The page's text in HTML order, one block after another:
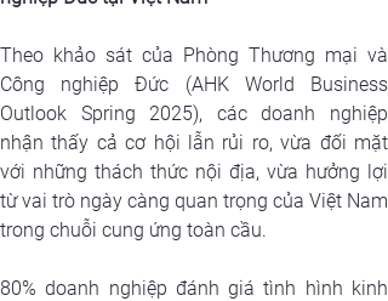
Theo khảo sát của Phòng Thương mại và
Công nghiệp Đức (AHK World Business
Outlook Spring 2025), các doanh nghiệp
nhận thấy cả cơ hội lẫn rủi ro, vừa đối mặt
với những thách thức nội địa, vừa hưởng lợi
từ vai trò ngày càng quan trọng của Việt Nam
trong chuỗi cung ứng toàn cầu.
80% doanh nghiệp đánh giá tình hình kinh